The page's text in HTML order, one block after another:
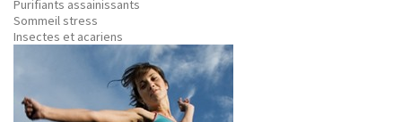
Purifiants assainissants
Sommeil stress
Insectes et acariens